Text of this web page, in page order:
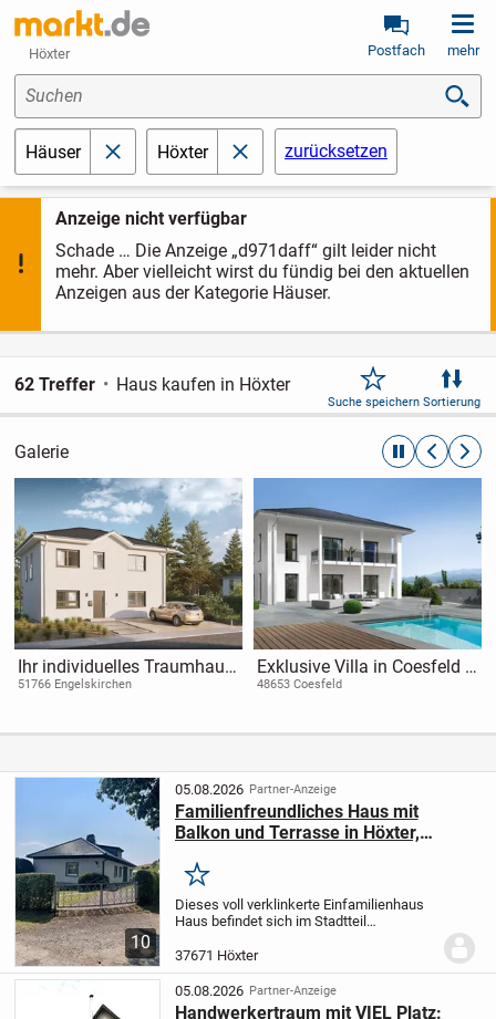
Höxter Postfach mehr
Anzeige nicht verfügbar
Schade … Die Anzeige „d971daff“ gilt leider nicht
mehr. Aber vielleicht wirst du fündig bei den aktuellen
Anzeigen aus der Kategorie Häuser.
Suchen
Häuser schließen
Höxter schließenzurücksetzen
62 Treffer Haus kaufen in Höxter
Suche speichern Sortierung
Galerie automatische
Ihr individuelles Traumhaus
gestalten -
und preiswert
51766 Engelskirchen
Exklusive Villa in Coesfeld -
Individuell geplantes
Ansprüche
48653 Coesfeld
10
05.08.2026 Partner-Anzeige
Familienfreundliches Haus mit
Balkon und Terrasse in Höxter,
Merken
Dieses voll verklinkerte Einfamilienhaus
Haus befindet sich im Stadtteil
großzügigen Fläche von 145 m² bietet es
ausreichend Platz für die ganze Familie
und besteht...
37671 Höxter
05.08.2026 Partner-Anzeige
Handwerkertraum mit VIEL Platz: